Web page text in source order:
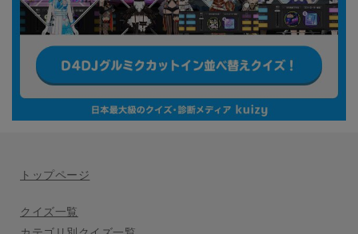
トップページ
クイズ一覧